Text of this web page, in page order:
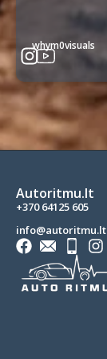
whym0visuals
Autoritmu.lt
+370 64125 605
info@autoritmu.lt